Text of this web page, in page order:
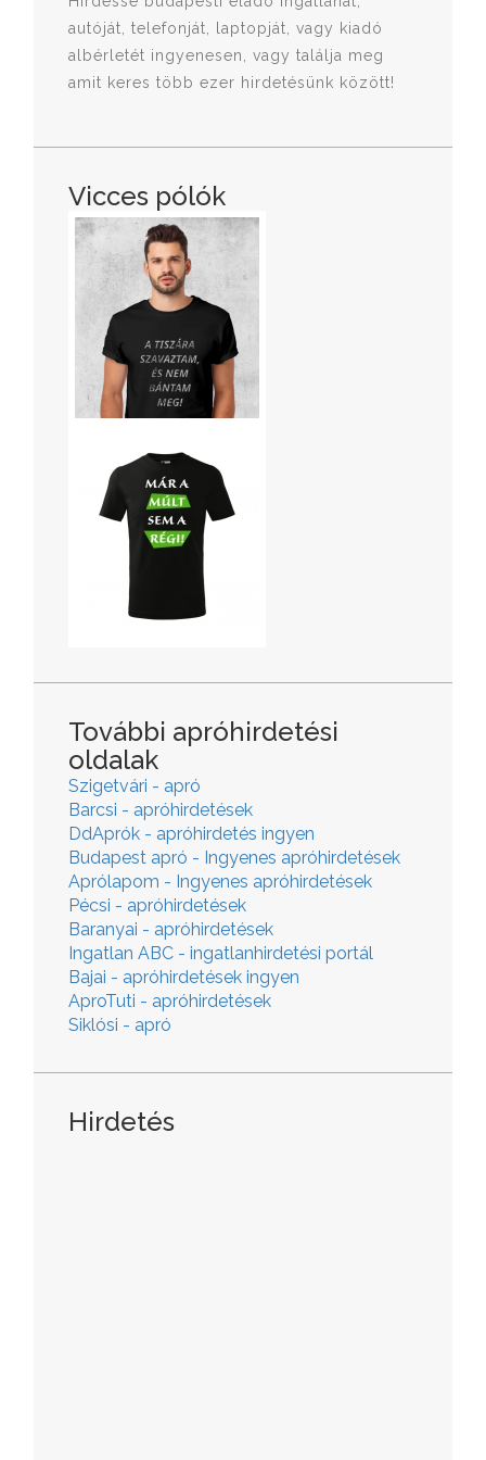
autóját, telefonját, laptopját, vagy kiadó
albérletét ingyenesen, vagy találja meg
amit keres több ezer hirdetésünk között!
Vicces pólók
További apróhirdetési
oldalak
Szigetvári - apró
Barcsi - apróhirdetések
DdAprók - apróhirdetés ingyen
Budapest apró - Ingyenes apróhirdetések
Aprólapom - Ingyenes apróhirdetések
Pécsi - apróhirdetések
Baranyai - apróhirdetések
Ingatlan ABC - ingatlanhirdetési portál
Bajai - apróhirdetések ingyen
AproTuti - apróhirdetések
Siklósi - apró
Hirdetés